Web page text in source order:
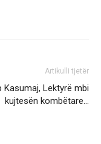
Artikulli tjetër
Kasumaj, Lektyrë mbi
kujtesën kombëtare…